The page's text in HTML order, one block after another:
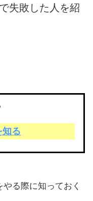
失敗した人を紹
知る
る際に知っておく